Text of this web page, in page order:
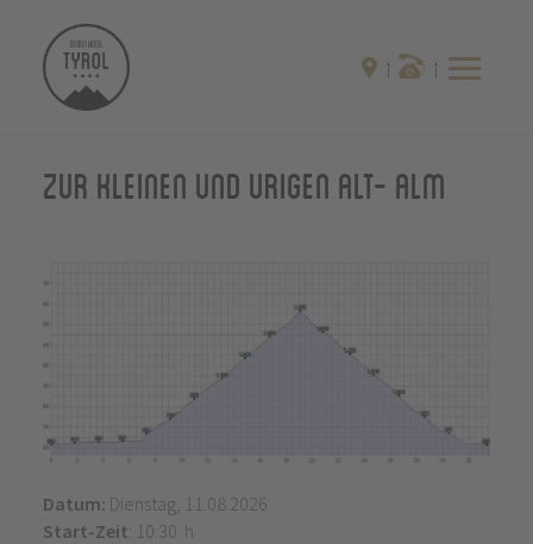
Zur kleinen und urigen Alt- Alm
Datum: Dienstag, 11.08.2026
Start-Zeit: 10:30 h